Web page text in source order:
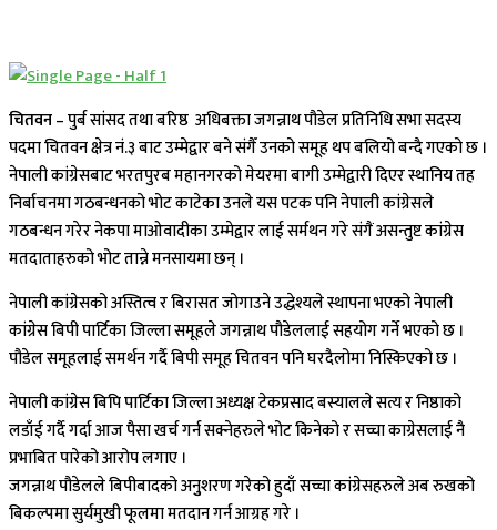
चितवन –पुर्ब सांसद तथा बरिष्ठ अधिबक्ता जगन्नाथ पौडेल प्रतिनिधि सभा सदस्य
पदमा चितवन क्षेत्र नं.३ बाट उम्मेद्वार बने संगैँ उनको समूह थप बलियो बन्दै गएको छ ।
नेपाली कांग्रेसबाट भरतपुरब महानगरको मेयरमा बागी उम्मेद्वारी दिएर स्थानिय तह
निर्बाचनमा गठबन्धनको भोट काटेका उनले यस पटक पनि नेपाली कांग्रेसले
गठबन्धन गरेर नेकपा माओवादीका उम्मेद्वार लाई सर्मथन गरे संगैं असन्तुष्ट कांग्रेस
मतदाताहरुको भोट तान्ने मनसायमा छन् ।
नेपाली कांग्रेसको अस्तित्व र बिरासत जोगाउने उद्धेश्यले स्थापना भएको नेपाली
कांग्रेस बिपी पार्टिका जिल्ला समूहले जगन्नाथ पौडेललाई सहयोग गर्ने भएको छ ।
पौडेल समूहलाई समर्थन गर्दै बिपी समूह चितवन पनि घरदैलोमा निस्किएको छ ।
नेपाली कांग्रेस बिपि पार्टिका जिल्ला अध्यक्ष टेकप्रसाद बस्यालले सत्य र निष्ठाको
लडाँई गर्दै गर्दा आज पैसा खर्च गर्न सक्नेहरुले भोट किनेको र सच्चा काग्रेसलाई नै
प्रभाबित पारेको आरोप लगाए ।
जगन्नाथ पौडेलले बिपीबादको अनुुशरण गरेको हुदाँ सच्चा कांग्रेसहरुले अब रुखको
बिकल्पमा सुर्यमुखी फूलमा मतदान गर्न आग्रह गरे ।